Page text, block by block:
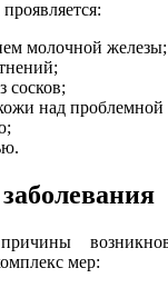
молочной железы;
сосков;
над проблемной
мер: